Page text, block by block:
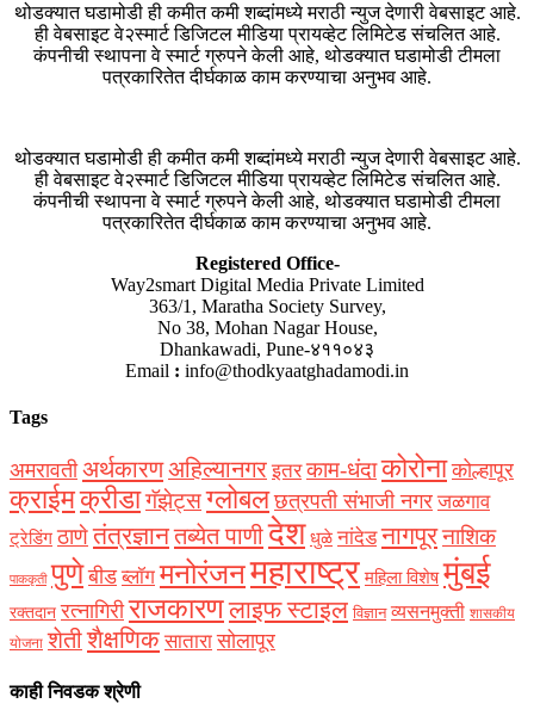
थोडक्यात घडामोडी ही कमीत कमी शब्दांमध्ये मराठी न्युज देणारी वेबसाइट आहे.
ही वेबसाइट वे२स्मार्ट डिजिटल मीडिया प्रायव्हेट लिमिटेड संचलित आहे.
कंपनीची स्थापना वे स्मार्ट ग्रुपने केली आहे, थोडक्यात घडामोडी टीमला
पत्रकारितेत दीर्घकाळ काम करण्याचा अनुभव आहे.
थोडक्यात घडामोडी ही कमीत कमी शब्दांमध्ये मराठी न्युज देणारी वेबसाइट आहे.
ही वेबसाइट वे२स्मार्ट डिजिटल मीडिया प्रायव्हेट लिमिटेड संचलित आहे.
कंपनीची स्थापना वे स्मार्ट ग्रुपने केली आहे, थोडक्यात घडामोडी टीमला
पत्रकारितेत दीर्घकाळ काम करण्याचा अनुभव आहे.
Registered Office-
Way2smart Digital Media Private Limited
363/1, Maratha Society Survey,
No 38, Mohan Nagar House,
Dhankawadi, Pune-४११०४३
Email : info@thodkyaatghadamodi.in
Tags
अमरावती अर्थकारणअहिल्यानगर इतर काम-धंदाकोरोना कोल्हापूर
क्राईमक्रीडागॅझेट्सग्लोबल छत्रपती संभाजी नगर जळगाव
ट्रेडिंग ठाणेतंत्रज्ञानतब्येत पाणीदेश धुळे नांदेड नागपूरनाशिक
पाककृती पुणे बीड ब्लॉग मनोरंजनमहाराष्ट्र महिला विशेष मुंबई
रक्‍तदान रत्नागिरी राजकारणलाइफ स्टाइल विज्ञान व्यसनमुक्ती शासकीय
योजना शेतीशैक्षणिक सातारा सोलापूर
काही निवडक श्रेणी